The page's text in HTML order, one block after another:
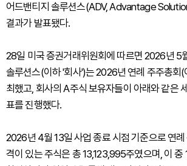
어드밴티지 솔루션스(ADV, Advantage
결과가 발표됐다.
28일 미국 증권거래위원회에 따르면 2026년 5
솔루션스(이하 '회사')는 2026년 연례 주주총회(
최했고, 회사의 A주식 보유자들이 아래와 같은
표를 진행했다.
2026년 4월 13일 사업 종료 시점 기준으로 연
격이 있는 주식은 총 13,123,995주였으며, 이 중